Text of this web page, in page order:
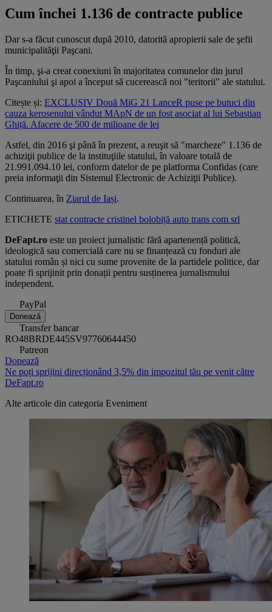
Cum închei 1.136 de contracte publice
Dar s-a făcut cunoscut după 2010, datorită apropierii sale de şefii
municipalităţii Paşcani.
În timp, şi-a creat conexiuni în majoritatea comunelor din jurul
Paşcaniului şi apoi a început să cucerească noi "teritorii" ale statului.
Citește și: EXCLUSIV Două MiG 21 LanceR puse pe butuci din
cauza kerosenului vândut MApN de un fost asociat al lui Sebastian
Ghiță. Afacere de 500 de milioane de lei
Astfel, din 2016 şi până în prezent, a reuşit să "marcheze" 1.136 de
achiziţii publice de la instituţiile statului, în valoare totală de
21.991.094.10 lei, conform datelor de pe platforma Confidas (care
preia informaţii din Sistemul Electronic de Achiziţii Publice).
Continuarea, în Ziarul de Iași.
ETICHETE stat contracte cristinel bolobiță auto trans com srl
DeFapt.ro este un proiect jurnalistic fără apartenență politică,
ideologică sau comercială care nu se finanțează cu fonduri ale
statului român și nici cu sume provenite de la partidele politice, dar
poate fi sprijinit prin donații pentru susținerea jurnalismului
independent.
PayPal
Donează
Transfer bancar
RO48BRDE445SV97760644450
Patreon
Donează
Ne poți sprijini direcționând 3,5% din impozitul tău pe venit către
DeFapt.ro
Alte articole din categoria Eveniment